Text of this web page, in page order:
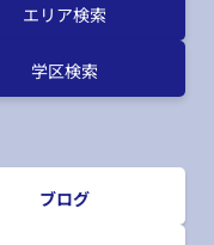
エリア検索
学区検索
ブログ